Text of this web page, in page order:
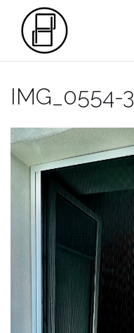
Przejdź
treści
IMG_0554-3